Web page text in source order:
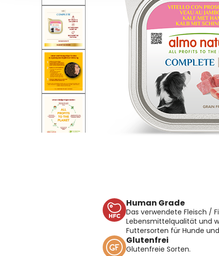
Human Grade
Das verwendete Fleisch /
Lebensmittelqualität und
Futtersorten für Hunde
Glutenfrei
Glutenfreie Sorten.